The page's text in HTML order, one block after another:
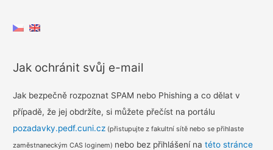
Jak ochránit svůj e-mail
Jak bezpečně rozpoznat SPAM nebo Phishing a co dělat v
případě, že jej obdržíte, si můžete přečíst na portálu
pozadavky.pedf.cuni.cz (přistupujte z fakultní sítě nebo se přihlaste
zaměstnaneckým CAS loginem) nebo bez přihlášení natéto stránce